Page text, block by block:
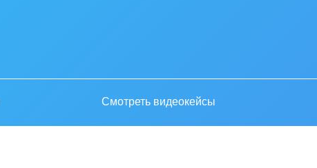
Смотреть видеокейсы